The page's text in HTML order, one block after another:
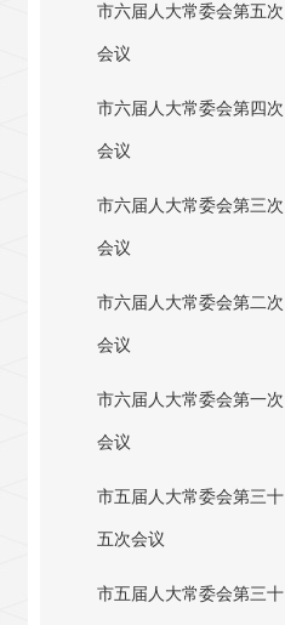
市六届人大常委会第五次
会议
市六届人大常委会第四次
会议
市六届人大常委会第三次
会议
市六届人大常委会第二次
会议
市六届人大常委会第一次
会议
市五届人大常委会第三十
五次会议
市五届人大常委会第三十